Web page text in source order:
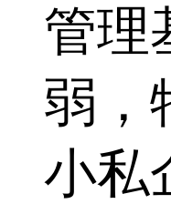
管理
弱，
小私